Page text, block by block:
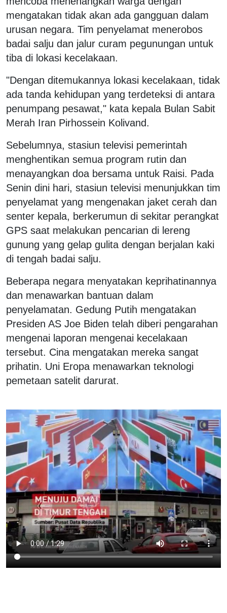
mengatakan tidak akan ada gangguan dalam
urusan negara. Tim penyelamat menerobos
badai salju dan jalur curam pegunungan untuk
tiba di lokasi kecelakaan.
"Dengan ditemukannya lokasi kecelakaan, tidak
ada tanda kehidupan yang terdeteksi di antara
penumpang pesawat," kata kepala Bulan Sabit
Merah Iran Pirhossein Kolivand.
Sebelumnya, stasiun televisi pemerintah
menghentikan semua program rutin dan
menayangkan doa bersama untuk Raisi. Pada
Senin dini hari, stasiun televisi menunjukkan tim
penyelamat yang mengenakan jaket cerah dan
senter kepala, berkerumun di sekitar perangkat
GPS saat melakukan pencarian di lereng
gunung yang gelap gulita dengan berjalan kaki
di tengah badai salju.
Beberapa negara menyatakan keprihatinannya
dan menawarkan bantuan dalam
penyelamatan. Gedung Putih mengatakan
Presiden AS Joe Biden telah diberi pengarahan
mengenai laporan mengenai kecelakaan
tersebut. Cina mengatakan mereka sangat
prihatin. Uni Eropa menawarkan teknologi
pemetaan satelit darurat.